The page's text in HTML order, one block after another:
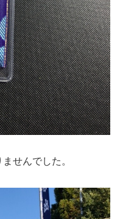
せんでした。